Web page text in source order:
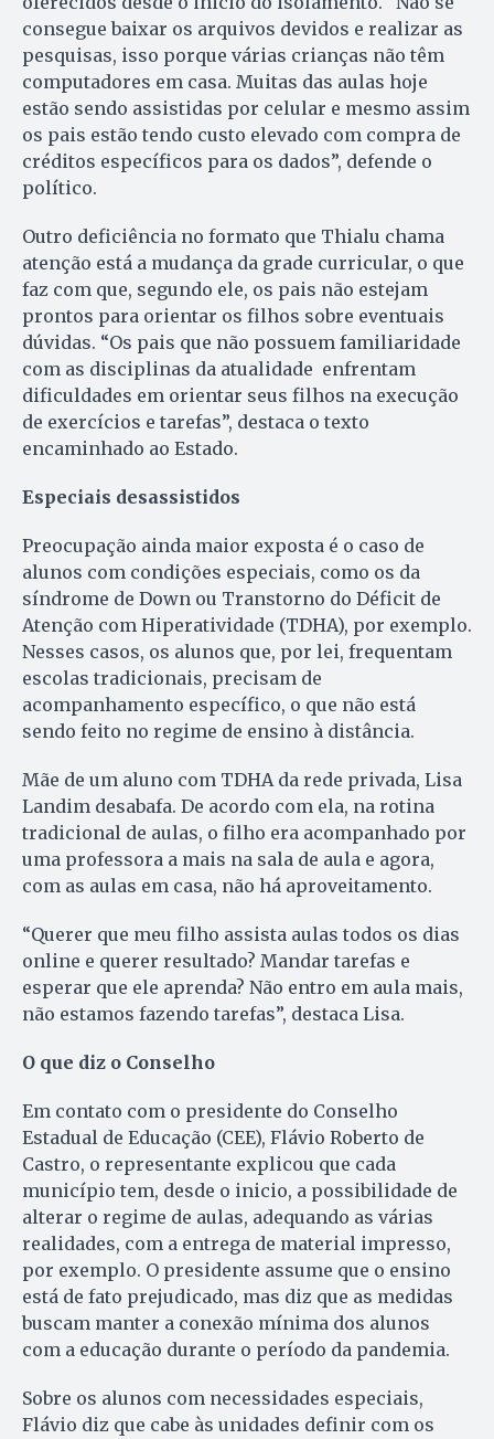
consegue baixar os arquivos devidos e realizar as
pesquisas, isso porque várias crianças não têm
computadores em casa. Muitas das aulas hoje
estão sendo assistidas por celular e mesmo assim
os pais estão tendo custo elevado com compra de
créditos específicos para os dados”, defende o
político.
Outro deficiência no formato que Thialu chama
atenção está a mudança da grade curricular, o que
faz com que, segundo ele, os pais não estejam
prontos para orientar os filhos sobre eventuais
dúvidas. “Os pais que não possuem familiaridade
com as disciplinas da atualidade enfrentam
dificuldades em orientar seus filhos na execução
de exercícios e tarefas”, destaca o texto
encaminhado ao Estado.
Especiais desassistidos
Preocupação ainda maior exposta é o caso de
alunos com condições especiais, como os da
síndrome de Down ou Transtorno do Déficit de
Atenção com Hiperatividade (TDHA), por exemplo.
Nesses casos, os alunos que, por lei, frequentam
escolas tradicionais, precisam de
acompanhamento específico, o que não está
sendo feito no regime de ensino à distância.
Mãe de um aluno com TDHA da rede privada, Lisa
Landim desabafa. De acordo com ela, na rotina
tradicional de aulas, o filho era acompanhado por
uma professora a mais na sala de aula e agora,
com as aulas em casa, não há aproveitamento.
“Querer que meu filho assista aulas todos os dias
online e querer resultado? Mandar tarefas e
esperar que ele aprenda? Não entro em aula mais,
não estamos fazendo tarefas”, destaca Lisa.
O que diz o Conselho
Em contato com o presidente do Conselho
Estadual de Educação (CEE), Flávio Roberto de
Castro, o representante explicou que cada
município tem, desde o inicio, a possibilidade de
alterar o regime de aulas, adequando as várias
realidades, com a entrega de material impresso,
por exemplo. O presidente assume que o ensino
está de fato prejudicado, mas diz que as medidas
buscam manter a conexão mínima dos alunos
com a educação durante o período da pandemia.
Sobre os alunos com necessidades especiais,
Flávio diz que cabe às unidades definir com os